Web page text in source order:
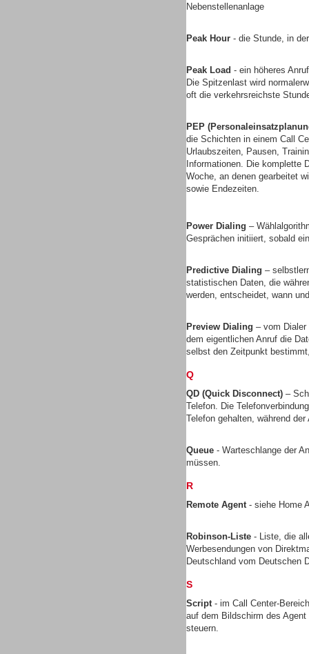
Nebenstellenanlage
Peak Hour - die Stunde, in
Peak Load - ein höheres
Die Spitzenlast wird
oft die verkehrsreichste
PEP
die Schichten in einem Call
Urlaubszeiten, Pausen,
Informationen. Die komplette
Woche, an denen gearbeitet
sowie Endezeiten.
Power Dialing –
Gesprächen initiiert, sobald
Predictive Dialing –
statistischen Daten, die
werden, entscheidet, wann
Preview Dialing – vom Dialer
dem eigentlichen Anruf die
selbst den Zeitpunkt
Q
QD (Quick Disconnect) –
Telefon. Die
Telefon gehalten, während
Queue - Warteschlange der
müssen.
R
Remote Agent- siehe Home
Robinson-Liste - Liste, die
Werbesendungen von
Deutschland vom Deutschen
S
Script- im Call Center-
auf dem Bildschirm des
steuern.